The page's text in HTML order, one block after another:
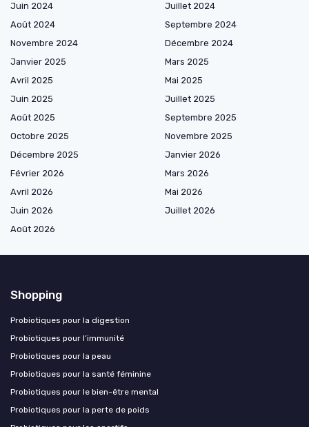
Juin 2024
Juillet 2024
Août 2024
Septembre 2024
Novembre 2024
Décembre 2024
Janvier 2025
Mars 2025
Avril 2025
Mai 2025
Juin 2025
Juillet 2025
Août 2025
Septembre 2025
Octobre 2025
Novembre 2025
Décembre 2025
Janvier 2026
Février 2026
Mars 2026
Avril 2026
Mai 2026
Juin 2026
Juillet 2026
Août 2026
Shopping
Probiotiques pour la digestion
Probiotiques pour l’immunité
Probiotiques pour la peau
Probiotiques pour la santé féminine
Probiotiques pour le bien-être mental
Probiotiques pour la perte de poids